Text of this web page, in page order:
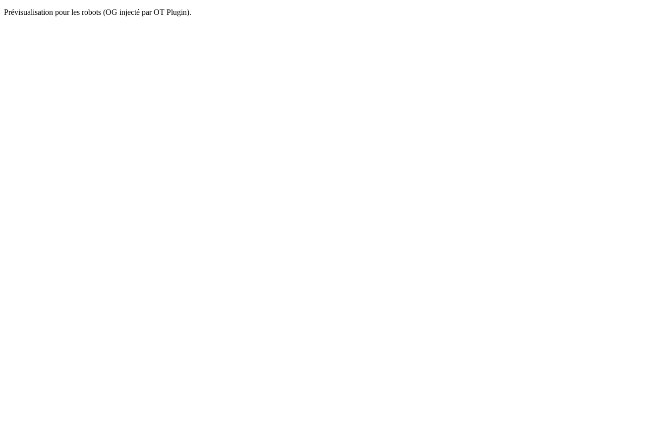
Prévisualisation pour les robots (OG injecté par OT Plugin).